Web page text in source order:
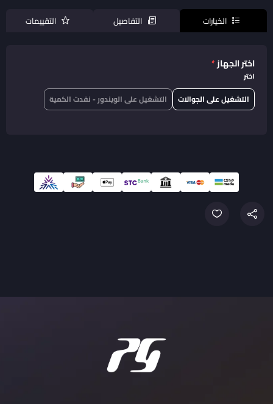
الخيارات التفاصيل التقييمات
اختر الجهاز*
اختر
التشغيل على الجوالات التشغيل على الويندور - نفدت الكمية